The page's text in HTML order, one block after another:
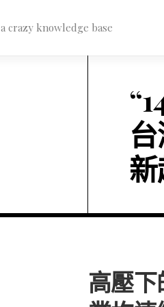
a crazy knowledge base
高壓